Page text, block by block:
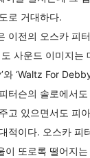
로 거대하다.
이전의 오스카 피
사운드 이미지는
와 ‘Waltz For
터슨의 솔로에서
고 있으면서도 피
적이다. 오스카 피
이 또로록 떨어지